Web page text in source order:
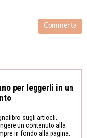
per leggerli in un
sugli articoli,
un contenuto alla
in fondo alla pagina.